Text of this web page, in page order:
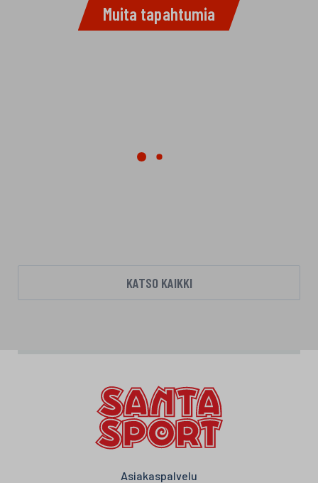
Muita tapahtumia
KATSO KAIKKI
Asiakaspalvelu